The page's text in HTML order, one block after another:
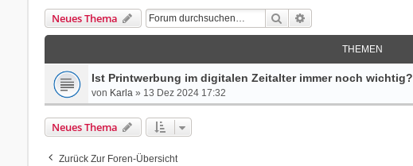
Neues Thema Suche
THEMEN
Ist Printwerbung im digitalen Zeitalter immer noch wichtig?
von Karla» 13 Dez 2024 17:32
Neues Thema
Zurück Zur Foren-Übersicht